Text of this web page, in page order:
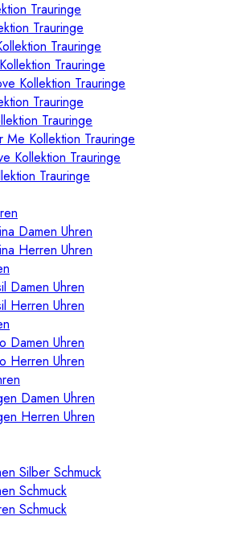
Trauringe
Trauringe
Trauringe
Trauringe
Kollektion Trauringe
Trauringe
Trauringe
Me Kollektion Trauringe
Kollektion Trauringe
Trauringe
Damen Uhren
Herren Uhren
Damen Uhren
Herren Uhren
Damen Uhren
Herren Uhren
Damen Uhren
Herren Uhren
Silber Schmuck
Schmuck
Schmuck